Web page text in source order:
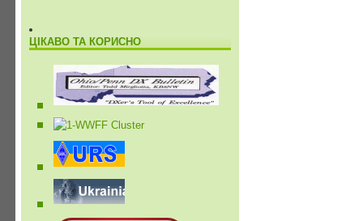
ЦІКАВО ТА КОРИСНО